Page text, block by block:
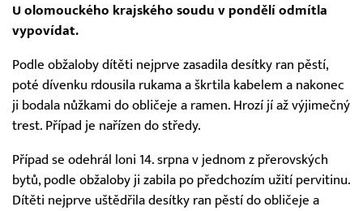
U olomouckého krajského soudu v pondělí odmítla
vypovídat.
Podle obžaloby dítěti nejprve zasadila desítky ran pěstí,
poté dívenku rdousila rukama a škrtila kabelem a nakonec
ji bodala nůžkami do obličeje a ramen. Hrozí jí až výjimečný
trest. Případ je nařízen do středy.
Případ se odehrál loni 14. srpna v jednom z přerovských
bytů, podle obžaloby ji zabila po předchozím užití pervitinu.
Dítěti nejprve uštědřila desítky ran pěstí do obličeje a